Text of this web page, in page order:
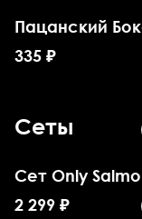
Пацанский
335 ₽
Сеты
Сет Only
2 299 ₽